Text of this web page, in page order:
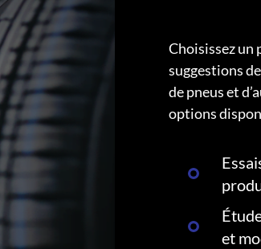
Choisissez un
suggestions
de pneus et
options
et